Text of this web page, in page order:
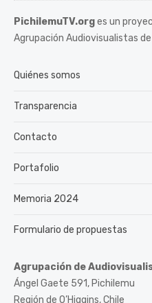
PichilemuTV.orges un
Agrupación Audiovisualistas
Quiénes somos
Transparencia
Contacto
Portafolio
Memoria 2024
Formulario de propuestas
Agrupación de
Ángel Gaete 591, Pichilemu
Región de O’Higgins, Chile